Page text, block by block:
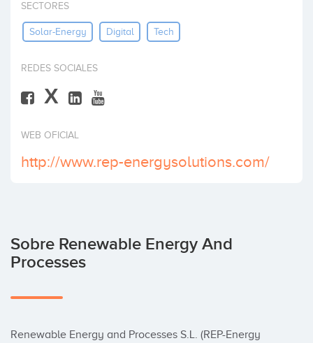
SECTORES
Solar-Energy Digital Tech
REDES SOCIALES
X
WEB OFICIAL
http://www.rep-energysolutions.com/
Sobre Renewable Energy And
Processes
Renewable Energy and Processes S.L. (REP-Energy